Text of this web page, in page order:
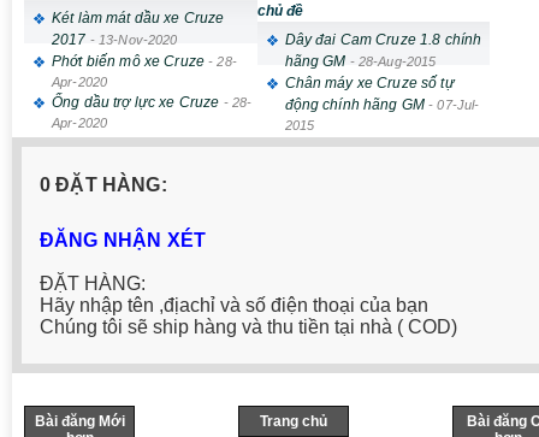
Két làm mát dầu xe Cruze
2017 - 13-Nov-2020
Phớt biến mô xe Cruze-28-
Apr-2020
Ống dầu trợ lực xe Cruze - 28-
Apr-2020
chủ đề
Dây đai Cam Cruze 1.8 chính
hãng GM - 28-Aug-2015
Chân máy xe Cruze số tự
động chính hãng GM -07-Jul-
2015
0 ĐẶT HÀNG:
ĐĂNG NHẬN XÉT
ĐẶT HÀNG:
Hãy nhập tên ,địachỉ và số điện thoại của bạn
Chúng tôi sẽ ship hàng và thu tiền tại nhà ( COD)
Bài đăng Mới
Bài đăng
Trang chủ